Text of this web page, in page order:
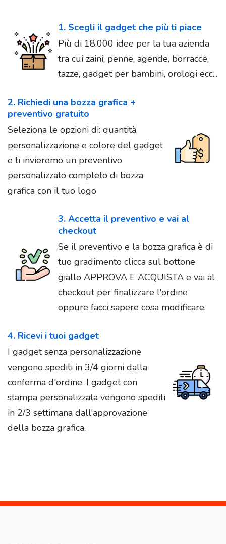
1. Scegli il gadget che più ti piace
Più di 18.000 idee per la tua azienda
tra cui zaini, penne, agende, borracce,
tazze, gadget per bambini, orologi ecc...
2. Richiedi una bozza grafica +
preventivo gratuito
Seleziona le opzioni di: quantità,
personalizzazione e colore del gadget
e ti invieremo un preventivo
personalizzato completo di bozza
grafica con il tuo logo
3. Accetta il preventivo e vai al
checkout
Se il preventivo e la bozza grafica è di
tuo gradimento clicca sul bottone
giallo APPROVA E ACQUISTA e vai al
checkout per finalizzare l'ordine
oppure facci sapere cosa modificare.
4. Ricevi i tuoi gadget
I gadget senza personalizzazione
vengono spediti in 3/4 giorni dalla
conferma d'ordine. I gadget con
stampa personalizzata vengono spediti
in 2/3 settimana dall'approvazione
della bozza grafica.